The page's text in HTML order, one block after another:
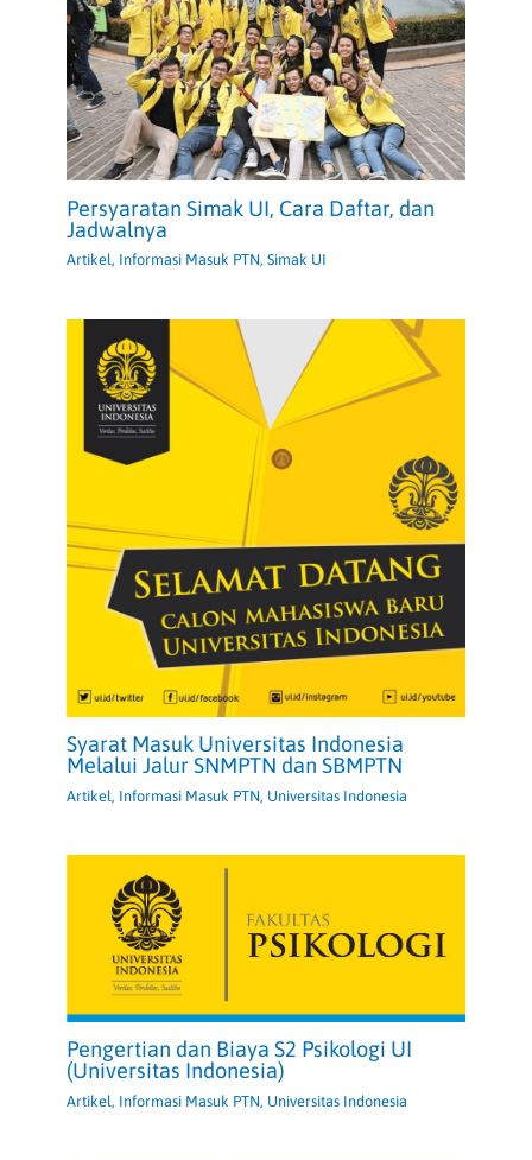
Persyaratan Simak UI, Cara Daftar, dan
Jadwalnya
Artikel, Informasi Masuk PTN,Simak UI
Syarat Masuk Universitas Indonesia
Melalui Jalur SNMPTN dan SBMPTN
Artikel, Informasi Masuk PTN, Universitas Indonesia
Pengertian dan Biaya S2 Psikologi UI
(Universitas Indonesia)
Artikel, Informasi Masuk PTN, Universitas Indonesia